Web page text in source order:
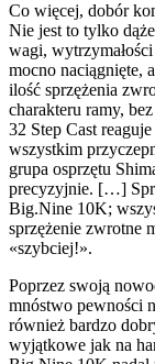
Co więcej, dobór
Nie jest to tylko
wagi,
mocno naciągnięte,
ilość sprzężenia
charakteru ramy,
32 Step Cast
wszystkim
grupa osprzętu
precyzyjnie. […]
Big.Nine 10K;
sprzężenie zwrotne
«szybciej!».
Poprzez swoją
mnóstwo pewności
również bardzo
wyjątkowe jak na